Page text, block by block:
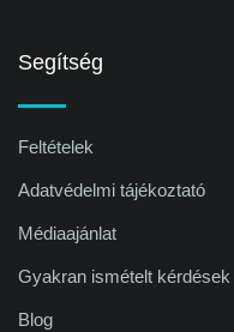
Segítség
Feltételek
Adatvédelmi tájékoztató
Médiaajánlat
Gyakran ismételt kérdések
Blog